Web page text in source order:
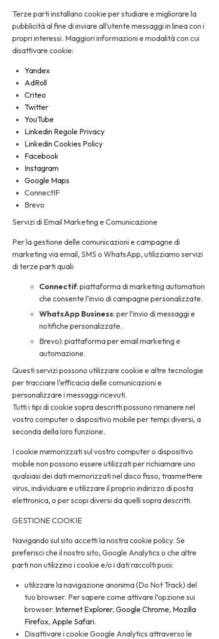
Terze parti installano cookie per studiare e migliorare la
pubblicità al fine di inviare all’utente messaggi in linea con i
propri interessi. Maggiori informazioni e modalità con cui
disattivare cookie:
Yandex
AdRoll
Criteo
Twitter
YouTube
Linkedin Regole Privacy
Linkedin Cookies Policy
Facebook
Instagram
Google Maps
ConnectIF
Brevo
Servizi di Email Marketing e Comunicazione
Per la gestione delle comunicazioni e campagne di
marketing via email, SMS o WhatsApp, utilizziamo servizi
di terze parti quali:
Connectif: piattaforma di marketing automation
che consente l’invio di campagne personalizzate.
WhatsApp Business: per l’invio di messaggi e
notifiche personalizzate.
Brevo): piattaforma per email marketing e
automazione.
Questi servizi possono utilizzare cookie e altre tecnologie
per tracciare l’efficacia delle comunicazioni e
personalizzare i messaggi ricevuti.
Tutti i tipi di cookie sopra descritti possono rimanere nel
vostro computer o dispositivo mobile per tempi diversi, a
seconda della loro funzione.
I cookie memorizzati sul vostro computer o dispositivo
mobile non possono essere utilizzati per richiamare uno
qualsiasi dei dati memorizzati nel disco fisso, trasmettere
virus, individuare e utilizzare il proprio indirizzo di posta
elettronica, o per scopi diversi da quelli sopra descritti.
GESTIONE COOKIE
Navigando sul sito accetti la nostra cookie policy. Se
preferisci che il nostro sito, Google Analytics o che altre
parti non utilizzino i cookie e/o i dati raccolti puoi:
utilizzare la navigazione anonima (Do Not Track) del
tuo browser. Per sapere come attivare l’opzione sui
browser: Internet Explorer, Google Chrome, Mozilla
Firefox, Apple Safari.
Disattivare i cookie Google Analytics attraverso le